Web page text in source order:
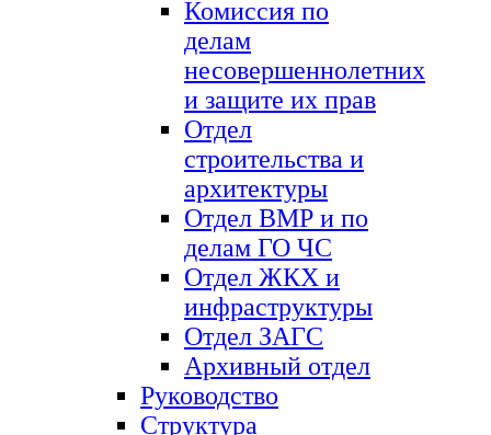
Комиссия по
делам
несовершеннолетних
и защите их прав
Отдел
строительства и
архитектуры
Отдел ВМР и по
делам ГО ЧС
Отдел ЖКХ и
инфраструктуры
Отдел ЗАГС
Архивный отдел
Руководство
Структура